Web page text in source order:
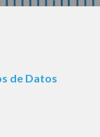
de Datos